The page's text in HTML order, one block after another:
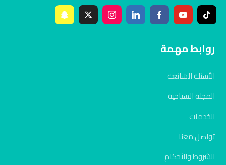
روابط مهمة
الأسئلة الشائعة
المجلة السياحية
الخدمات
تواصل معنا
الشروط والأحكام